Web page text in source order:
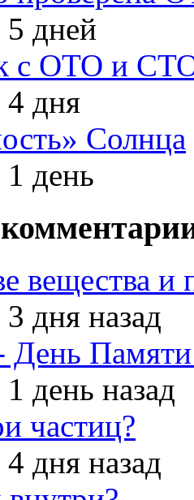
5 дней
с ОТО и
4 дня
Солнца
1 день
вещества и
дня назад
День
день назад
частиц?
дня назад